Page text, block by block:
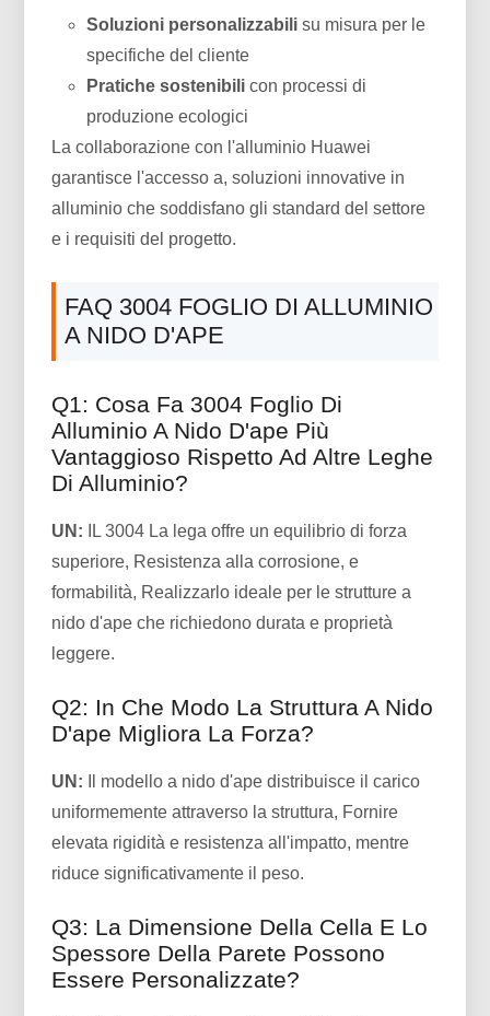
Soluzioni personalizzabili su misura per le
specifiche del cliente
Pratiche sostenibili con processi di
produzione ecologici
La collaborazione con l'alluminio Huawei
garantisce l'accesso a, soluzioni innovative in
alluminio che soddisfano gli standard del settore
e i requisiti del progetto.
FAQ 3004 FOGLIO DI ALLUMINIO
A NIDO D'APE
Q1: Cosa Fa 3004 Foglio Di
Alluminio A Nido D'ape Più
Vantaggioso Rispetto Ad Altre Leghe
Di Alluminio?
UN: IL 3004 La lega offre un equilibrio di forza
superiore, Resistenza alla corrosione, e
formabilità, Realizzarlo ideale per le strutture a
nido d'ape che richiedono durata e proprietà
leggere.
Q2: In Che Modo La Struttura A Nido
D'ape Migliora La Forza?
UN: Il modello a nido d'ape distribuisce il carico
uniformemente attraverso la struttura, Fornire
elevata rigidità e resistenza all'impatto, mentre
riduce significativamente il peso.
Q3: La Dimensione Della Cella E Lo
Spessore Della Parete Possono
Essere Personalizzate?